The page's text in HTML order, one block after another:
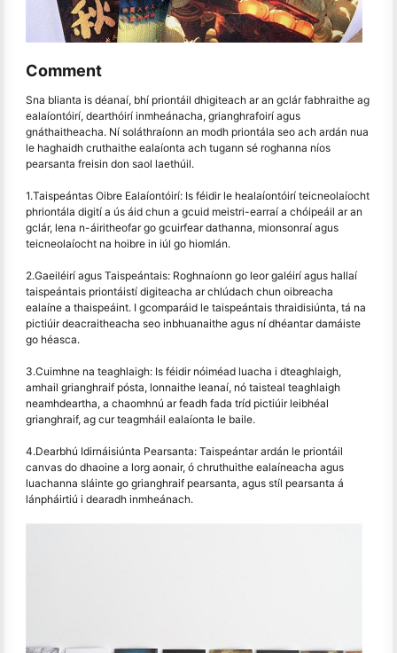
Comment
Sna blianta is déanaí, bhí priontáil dhigiteach ar an gclár fabhraithe ag
ealaíontóirí, dearthóirí inmheánacha, grianghrafoirí agus
gnáthaitheacha. Ní soláthraíonn an modh priontála seo ach ardán nua
le haghaidh cruthaithe ealaíonta ach tugann sé roghanna níos
pearsanta freisin don saol laethúil.
1.Taispeántas Oibre Ealaíontóirí: Is féidir le healaíontóirí teicneolaíocht
phriontála digití a ús áid chun a gcuid meistri-earraí a chóipeáil ar an
gclár, lena n-áiritheofar go gcuirfear dathanna, mionsonraí agus
teicneolaíocht na hoibre in iúl go hiomlán.
2.Gaeiléirí agus Taispeántais: Roghnaíonn go leor galéirí agus hallaí
taispeántais priontáistí digiteacha ar chlúdach chun oibreacha
ealaíne a thaispeáint. I gcomparáid le taispeántais thraidisiúnta, tá na
pictiúir deacraitheacha seo inbhuanaithe agus ní dhéantar damáiste
go héasca.
3.Cuimhne na teaghlaigh: Is féidir nóiméad luacha i dteaghlaigh,
amhail grianghraif pósta, lonnaithe leanaí, nó taisteal teaghlaigh
neamhdeartha, a chaomhnú ar feadh fada tríd pictiúir leibhéal
grianghraif, ag cur teagmháil ealaíonta le baile.
4.Dearbhú Idirnáisiúnta Pearsanta: Taispeántar ardán le priontáil
canvas do dhaoine a lorg aonair, ó chruthuithe ealaíneacha agus
luachanna sláinte go grianghraif pearsanta, agus stíl pearsanta á
lánpháirtiú i dearadh inmheánach.